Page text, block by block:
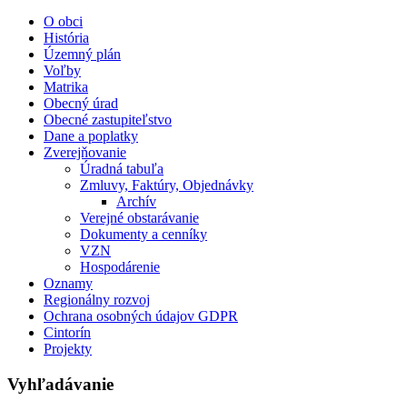
O obci
História
Územný plán
Voľby
Matrika
Obecný úrad
Obecné zastupiteľstvo
Dane a poplatky
Zverejňovanie
Úradná tabuľa
Zmluvy, Faktúry, Objednávky
Archív
Verejné obstarávanie
Dokumenty a cenníky
VZN
Hospodárenie
Oznamy
Regionálny rozvoj
Ochrana osobných údajov GDPR
Cintorín
Projekty
Vyhľadávanie